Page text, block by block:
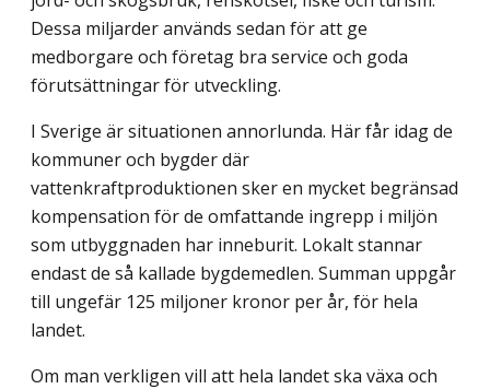
Dessa miljarder används sedan för att ge
medborgare och företag bra service och goda
förutsättningar för utveckling.
I Sverige är situationen annorlunda. Här får idag de
kommuner och bygder där
vattenkraftproduktionen sker en mycket begränsad
kompensation för de omfattande ingrepp i miljön
som utbyggnaden har inneburit. Lokalt stannar
endast de så kallade bygdemedlen. Summan uppgår
till ungefär 125 miljoner kronor per år, för hela
landet.
Om man verkligen vill att hela landet ska växa och